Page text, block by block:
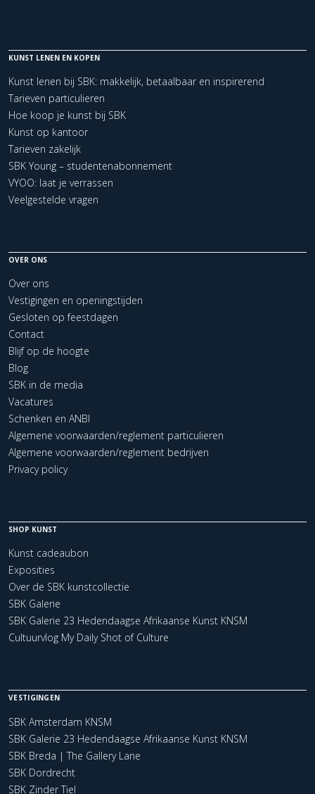
KUNST LENEN EN KOPEN
Kunst lenen bij SBK: makkelijk, betaalbaar en inspirerend
Tarieven particulieren
Hoe koop je kunst bij SBK
Kunst op kantoor
Tarieven zakelijk
SBK Young – studentenabonnement
VYOO: laat je verrassen
Veelgestelde vragen
OVER ONS
Over ons
Vestigingen en openingstijden
Gesloten op feestdagen
Contact
Blijf op de hoogte
Blog
SBK in de media
Vacatures
Schenken en ANBI
Algemene voorwaarden/reglement particulieren
Algemene voorwaarden/reglement bedrijven
Privacy policy
SHOP KUNST
Kunst cadeaubon
Exposities
Over de SBK kunstcollectie
SBK Galerie
SBK Galerie 23 Hedendaagse Afrikaanse Kunst KNSM
Cultuurvlog My Daily Shot of Culture
VESTIGINGEN
SBK Amsterdam KNSM
SBK Galerie 23 Hedendaagse Afrikaanse Kunst KNSM
SBK Breda | The Gallery Lane
SBK Dordrecht
SBK Zinder Tiel